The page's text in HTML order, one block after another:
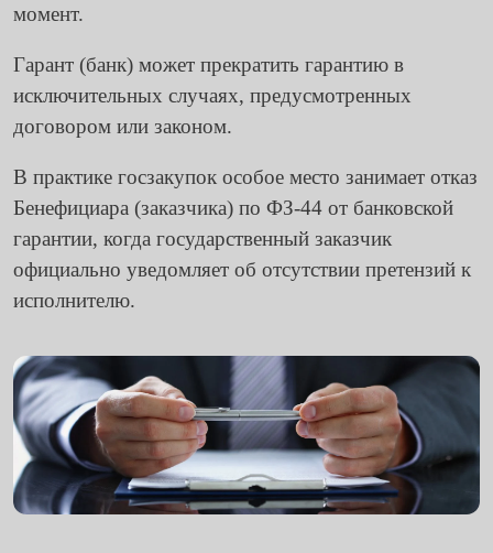
момент.
Гарант (банк) может прекратить гарантию в
исключительных случаях, предусмотренных
договором или законом.
В практике госзакупок особое место занимает отказ
Бенефициара (заказчика) по ФЗ-44 от банковской
гарантии, когда государственный заказчик
официально уведомляет об отсутствии претензий к
исполнителю.